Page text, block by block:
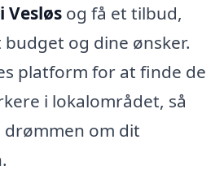
Vesløs og få et tilbud,
og dine ønsker.
platform for at finde de
i lokalområdet, så
drømmen om dit